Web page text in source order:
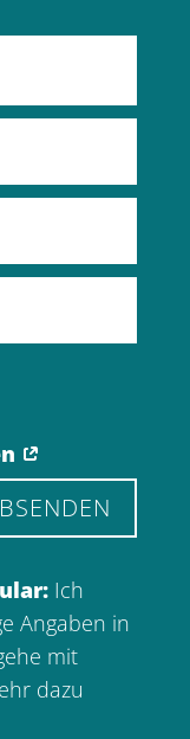
Ich
Angaben in
mit
dazu